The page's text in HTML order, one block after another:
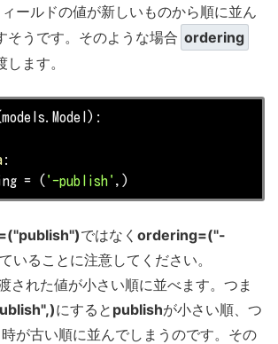
ールドの値が新しいものから順に並ん
そうです。そのような場合 ordering
ます。
:
:
= (
'-publish'
ではなく ordering=("-
いることに注意してください。
された値が小さい順に並べます。つま
にすると publishが小さい順、つ
が古い順に並んでしまうのです。その